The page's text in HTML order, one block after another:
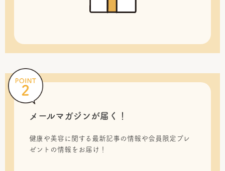
メールマガジンが届く！
健康や美容に関する最新記事の情報や会員限定プレ
ゼントの情報をお届け！